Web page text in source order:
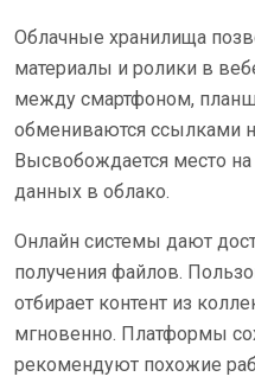
Облачные хранилища
материалы и ролики в
между смартфоном,
обмениваются ссылками
Высвобождается место на
данных в облако.
Онлайн системы дают
получения файлов.
отбирает контент из
мгновенно. Платформы
рекомендуют похожие